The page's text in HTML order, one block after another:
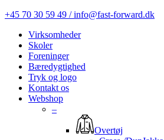
+45 70 30 59 49 / info@fast-forward.dk
Virksomheder
Skoler
Foreninger
Bæredygtighed
Tryk og logo
Kontakt os
Webshop
–
Overtøj